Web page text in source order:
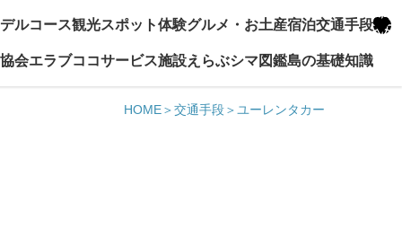
ルコース観光スポット体験グルメ・お土産宿泊交通手段
会エラブココサービス施設えらぶシマ図鑑島の基礎知識
HOME 交通手段 ユーレンタカー